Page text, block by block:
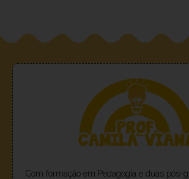
Com formação em Pedagogia e duas pós-